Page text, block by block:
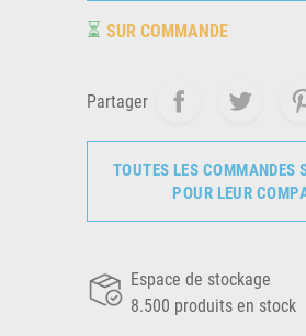
⏳ SUR COMMANDE
Partager
TOUTES LES COMMANDES
POUR LEUR
Espace de stockage
8.500 produits en stock